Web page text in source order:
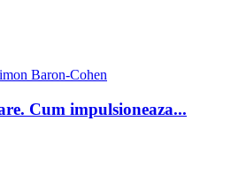
Baron-Cohen
Cum impulsioneaza...